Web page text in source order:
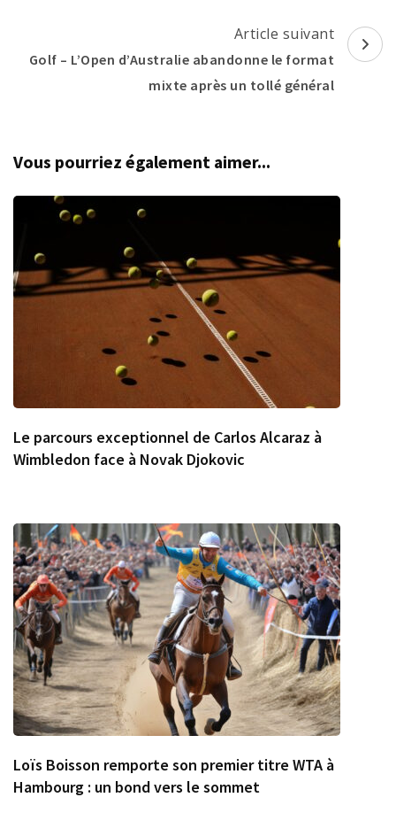
Article suivant
Golf – L’Open d’Australie abandonne le format
mixte après un tollé général
Vous pourriez également aimer...
Le parcours exceptionnel de Carlos Alcaraz à
Wimbledon face à Novak Djokovic
Loïs Boisson remporte son premier titre WTA à
Hambourg : un bond vers le sommet